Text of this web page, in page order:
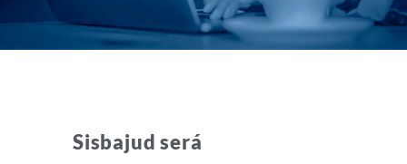
Sisbajud será